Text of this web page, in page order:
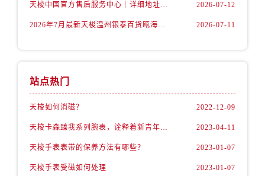
天梭中国官方售后服务中心｜详细地址与售后热线权威信息通知（2026年7月最新） 2026-07-12
2026年7月最新天梭温州银泰百货瓯海店维修保养服务电话 2026-07-11
站点热门
天梭如何消磁？ 2022-12-09
天梭卡森臻我系列腕表，诠释着新青年的生活态度 2023-04-11
天梭手表表带的保养方法有哪些？ 2023-01-07
天梭手表受磁如何处理 2023-01-07